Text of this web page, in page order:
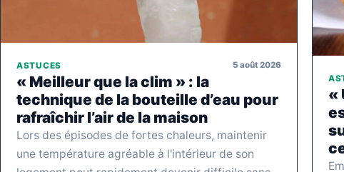
ASTUCES 5 août 2026
« Meilleur que la clim » : la
technique de la bouteille d’eau pour
rafraîchir l’air de la maison
Lors des épisodes de fortes chaleurs, maintenir
une température agréable à l'intérieur de son
«